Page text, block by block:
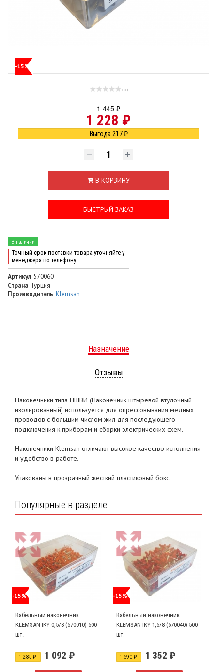
-15%
( 0 )
1 445 ₽
1 228 ₽
Выгода 217 ₽
В КОРЗИНУ
БЫСТРЫЙ ЗАКАЗ
В наличии
Точный срок поставки товара уточняйте у
менеджера по телефону
Артикул 570060
Страна Турция
Производитель Klemsan
Назначение
Отзывы
Наконечники типа НШВИ (Наконечник штыревой втулочный
изолированный) используется для опрессовывания медных
проводов с большим числом жил для последующего
подключения к приборам и сборки электрических схем.
Наконечники Klemsan отличают высокое качество исполнения
и удобство в работе.
Упакованы в прозрачный жесткий пластиковый бокс.
Популярные в разделе
-15%
Кабельный наконечник
KLEMSAN IKY 0,5/8 (570010) 500
шт.
1 285 ₽ 1 092 ₽
-15%
Кабельный наконечник
KLEMSAN IKY 1,5/8 (570040) 500
шт.
1 590 ₽ 1 352 ₽